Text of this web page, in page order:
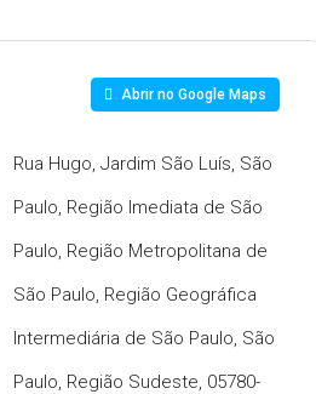
Abrir no Google Maps
Rua Hugo, Jardim São Luís, São
Paulo, Região Imediata de São
Paulo, Região Metropolitana de
São Paulo, Região Geográfica
Intermediária de São Paulo, São
Paulo, Região Sudeste, 05780-